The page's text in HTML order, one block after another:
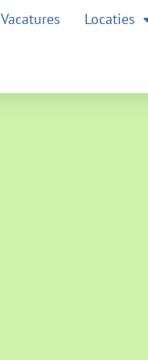
Vacatures Locaties